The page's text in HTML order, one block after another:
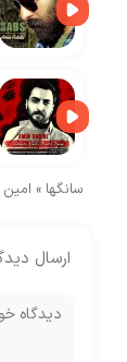
سانگها »
ارسال